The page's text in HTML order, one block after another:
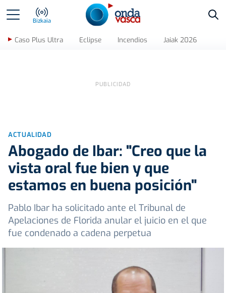
Bizkaia
Caso Plus Ultra Eclipse Incendios Jaiak 2026
ACTUALIDAD
Abogado de Ibar: "Creo que la
vista oral fue bien y que
estamos en buena posición"
Pablo Ibar ha solicitado ante el Tribunal de
Apelaciones de Florida anular el juicio en el que
fue condenado a cadena perpetua